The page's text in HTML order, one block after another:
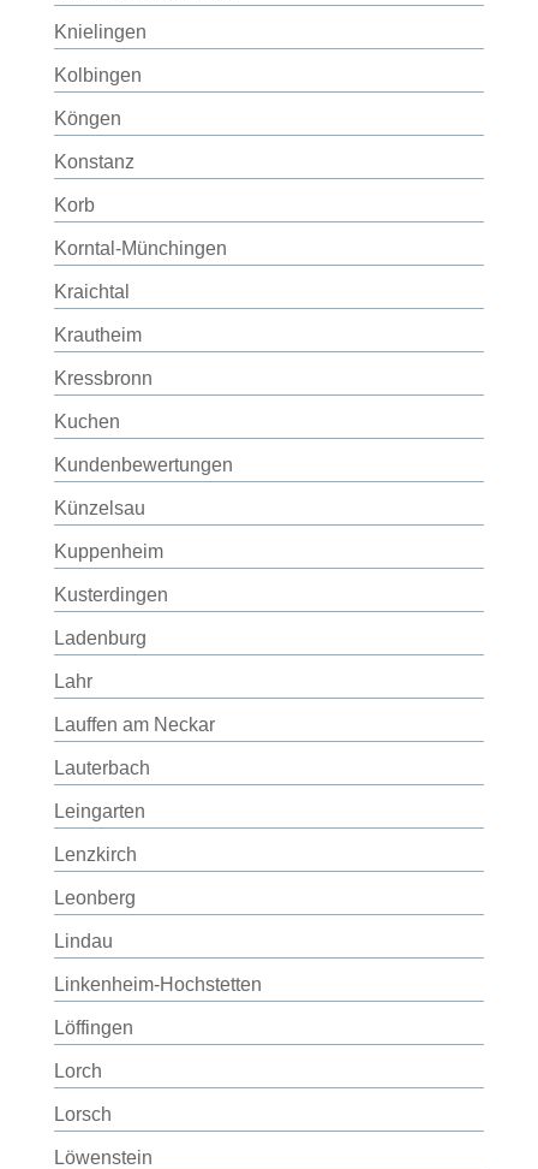
Knielingen
Kolbingen
Köngen
Konstanz
Korb
Korntal-Münchingen
Kraichtal
Krautheim
Kressbronn
Kuchen
Kundenbewertungen
Künzelsau
Kuppenheim
Kusterdingen
Ladenburg
Lahr
Lauffen am Neckar
Lauterbach
Leingarten
Lenzkirch
Leonberg
Lindau
Linkenheim-Hochstetten
Löffingen
Lorch
Lorsch
Löwenstein